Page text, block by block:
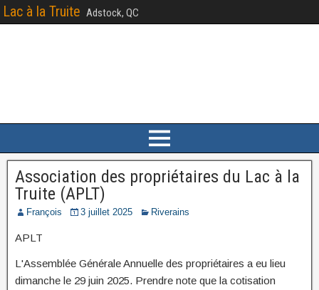
Lac à la Truite Adstock, QC
Association des propriétaires du Lac à la
Truite (APLT)
François 3 juillet 2025 Riverains
APLT
L'Assemblée Générale Annuelle des propriétaires a eu lieu
dimanche le 29 juin 2025. Prendre note que la cotisation